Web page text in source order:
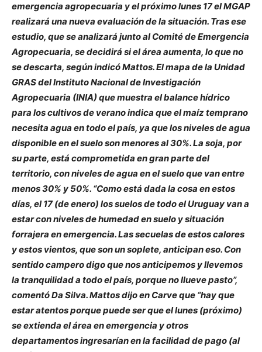
emergencia agropecuaria y el próximo lunes 17 el MGAP
realizará una nueva evaluación de la situación. Tras ese
estudio, que se analizará junto al Comité de Emergencia
Agropecuaria, se decidirá si el área aumenta, lo que no
se descarta, según indicó Mattos. El mapa de la Unidad
GRAS del Instituto Nacional de Investigación
Agropecuaria (INIA) que muestra el balance hídrico
para los cultivos de verano indica que el maíz temprano
necesita agua en todo el país, ya que los niveles de agua
disponible en el suelo son menores al 30%. La soja, por
su parte, está comprometida en gran parte del
territorio, con niveles de agua en el suelo que van entre
menos 30% y 50%. “Como está dada la cosa en estos
días, el 17 (de enero) los suelos de todo el Uruguay van a
estar con niveles de humedad en suelo y situación
forrajera en emergencia. Las secuelas de estos calores
y estos vientos, que son un soplete, anticipan eso. Con
sentido campero digo que nos anticipemos y llevemos
la tranquilidad a todo el país, porque no llueve pasto”,
comentó Da Silva. Mattos dijo en Carve que “hay que
estar atentos porque puede ser que el lunes (próximo)
se extienda el área en emergencia y otros
departamentos ingresarían en la facilidad de pago (al